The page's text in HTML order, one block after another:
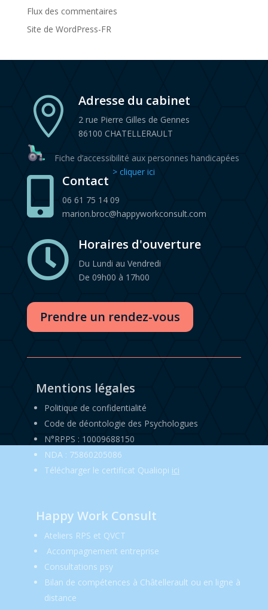
Flux des commentaires
Site de WordPress-FR
 Adresse du cabinet
2 rue Pierre Gilles de Gennes
86100 CHATELLERAULT
Fiche d’accessibilité aux personnes handicapées
> cliquer ici
 Contact
06 61 75 14 09
marion.broc@happyworkconsult.com
 Horaires d'ouverture
Du Lundi au Vendredi
De 09h00 à 17h00
Prendre un rendez-vous
Mentions légales
Politique de confidentialité
Code de déontologie des Psychologues
N°RPPS : 10009688150
NDA : 75860205086
Télécharger le certificat Qualiopi ici
Happy Work Consult
Ateliers RPS et QVCT
Accompagnement entreprise
Consultations psy
Bilan de compétences à Châtellerault ou en ligne à
distance